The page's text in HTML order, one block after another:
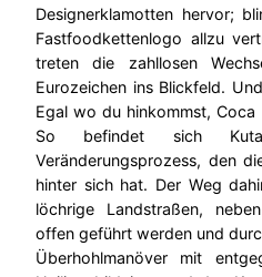
Designerklamotten hervor;
Fastfoodkettenlogo allzu
treten die zahllosen
Eurozeichen ins Blickfeld.
Egal wo du hinkommst,
So befindet sich
Veränderungsprozess, den
hinter sich hat. Der Weg
löchrige Landstraßen,
offen geführt werden und
Überhohlmanöver mit